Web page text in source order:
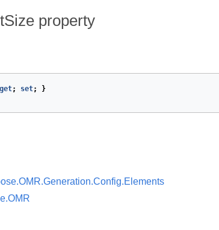
property
get; set; }